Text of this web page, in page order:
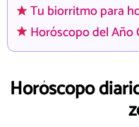
Tu biorritmo para
Horóscopo del Año
Horóscopo